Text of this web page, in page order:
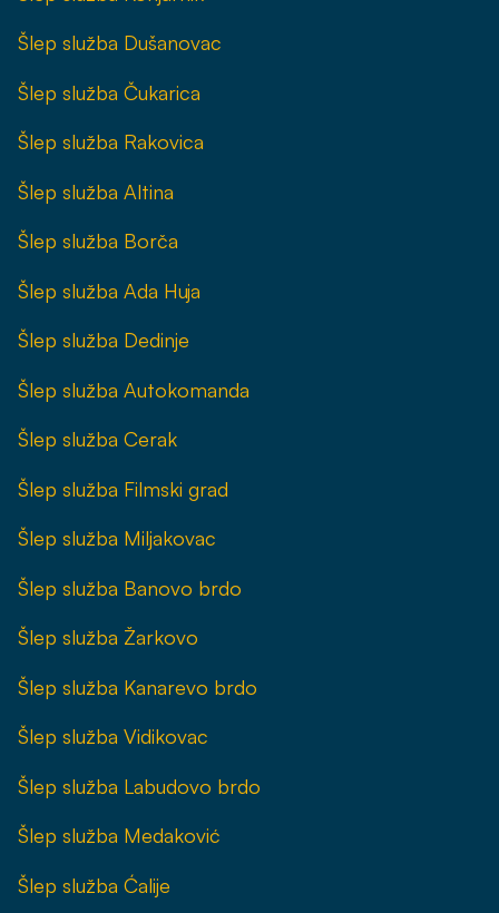
Šlep služba Dušanovac
Šlep služba Čukarica
Šlep služba Rakovica
Šlep služba Altina
Šlep služba Borča
Šlep služba Ada Huja
Šlep služba Dedinje
Šlep služba Autokomanda
Šlep služba Cerak
Šlep služba Filmski grad
Šlep služba Miljakovac
Šlep služba Banovo brdo
Šlep služba Žarkovo
Šlep služba Kanarevo brdo
Šlep služba Vidikovac
Šlep služba Labudovo brdo
Šlep služba Medaković
Šlep služba Ćalije